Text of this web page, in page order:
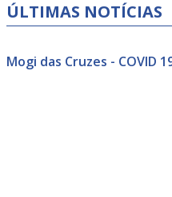
ÚLTIMAS NOTÍCIAS
Mogi das Cruzes - COVID